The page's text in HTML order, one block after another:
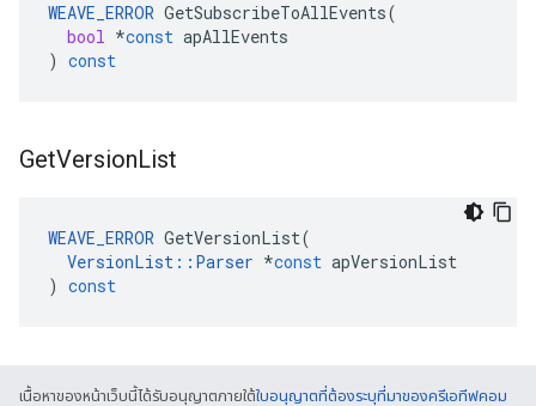
WEAVE_ERROR GetSubscribeToAllEvents(
bool *const apAllEvents
) const
GetVersionList
WEAVE_ERROR GetVersionList(
VersionList :: Parser *const apVersionList
) const
เนื้อหาของหน้าเว็บนี้ได้รับอนุญาตภายใต้ใบอนุญาตที่ต้องระบุที่มาของครีเอทีฟคอม